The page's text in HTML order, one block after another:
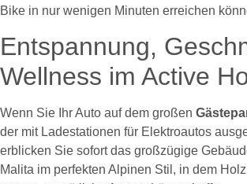
Bike in nur wenigen Minuten erreichen
Entspannung,
Wellness im Active
Wenn Sie Ihr Auto auf dem großen
der mit Ladestationen für Elektroautos
erblicken Sie sofort das großzügige
Malita im perfekten Alpinen Stil, in dem